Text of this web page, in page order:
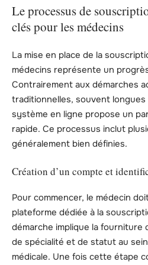
Le processus de
clés pour les médecins
La mise en place de la
médecins représente un
Contrairement aux démarches
traditionnelles, souvent
système en ligne propose un
rapide. Ce processus inclut
généralement bien définies.
Création d’un compte et
Pour commencer, le médecin
plateforme dédiée à la
démarche implique la fourniture
de spécialité et de statut au
médicale. Une fois cette étape